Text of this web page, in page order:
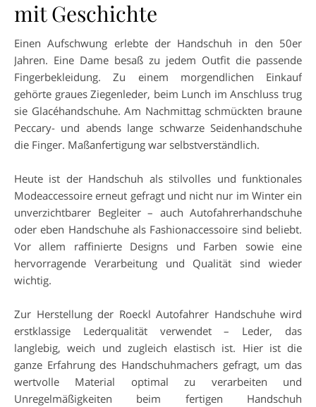
mit Geschichte
Einen Aufschwung erlebte der Handschuh in den 50er
Jahren. Eine Dame besaß zu jedem Outfit die passende
Fingerbekleidung. Zu einem morgendlichen Einkauf
gehörte graues Ziegenleder, beim Lunch im Anschluss trug
sie Glacéhandschuhe. Am Nachmittag schmückten braune
Peccary- und abends lange schwarze Seidenhandschuhe
die Finger. Maßanfertigung war selbstverständlich.
Heute ist der Handschuh als stilvolles und funktionales
Modeaccessoire erneut gefragt und nicht nur im Winter ein
unverzichtbarer Begleiter – auch Autofahrerhandschuhe
oder eben Handschuhe als Fashionaccessoire sind beliebt.
Vor allem raffinierte Designs und Farben sowie eine
hervorragende Verarbeitung und Qualität sind wieder
wichtig.
Zur Herstellung der Roeckl Autofahrer Handschuhe wird
erstklassige Lederqualität verwendet – Leder, das
langlebig, weich und zugleich elastisch ist. Hier ist die
ganze Erfahrung des Handschuhmachers gefragt, um das
wertvolle Material optimal zu verarbeiten und
Unregelmäßigkeiten beim fertigen Handschuh